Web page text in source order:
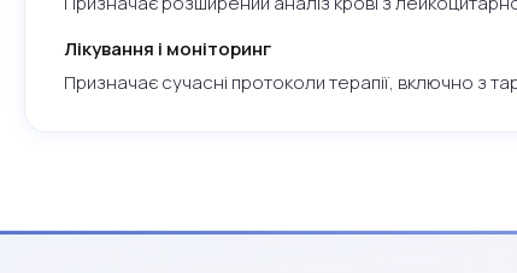
Лікування і моніторинг
Призначає сучасні протоколи терапії, включно з